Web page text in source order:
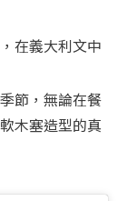
在義大利文中
節，無論在餐
木塞造型的真